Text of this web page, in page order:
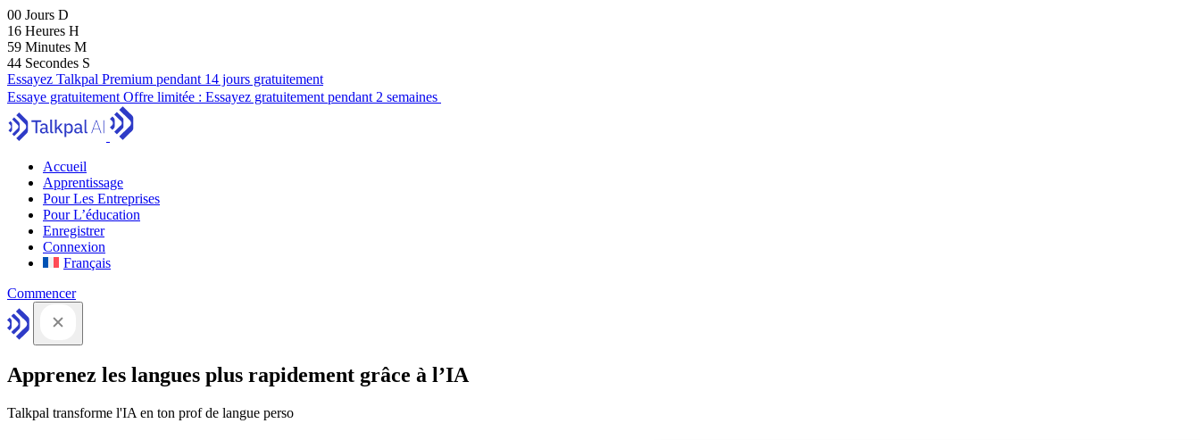
00 Jours D
16 Heures H
59 Minutes M
43 Secondes S
Essayez Talkpal Premium pendant 14 jours gratuitement
Essaye gratuitement Offre limitée : Essayez gratuitement pendant 2 semaines
Accueil
Apprentissage
Pour Les Entreprises
Pour L’éducation
Enregistrer
Connexion
Français
Commencer
Apprenez les langues plus rapidement grâce à l’IA
Talkpal transforme l'IA en ton prof de langue perso